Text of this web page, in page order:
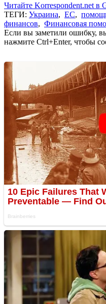
Читайте Korrespondent.net в
ТЕГИ: Украина, ЕС,
финансов, Финансовая
Если вы заметили ошибку,
нажмите Ctrl+Enter, чтобы